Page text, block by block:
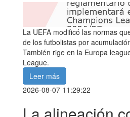
La UEFA modificó las normas
de los futbolistas por
También rige en la Europa
League.
Leer más
2026-08-07 11:29:22